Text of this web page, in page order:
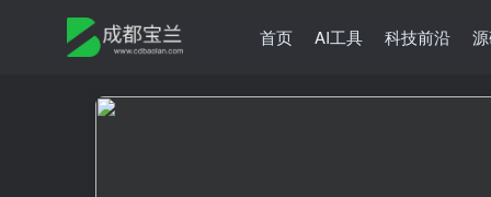
首页 AI工具 科技前沿